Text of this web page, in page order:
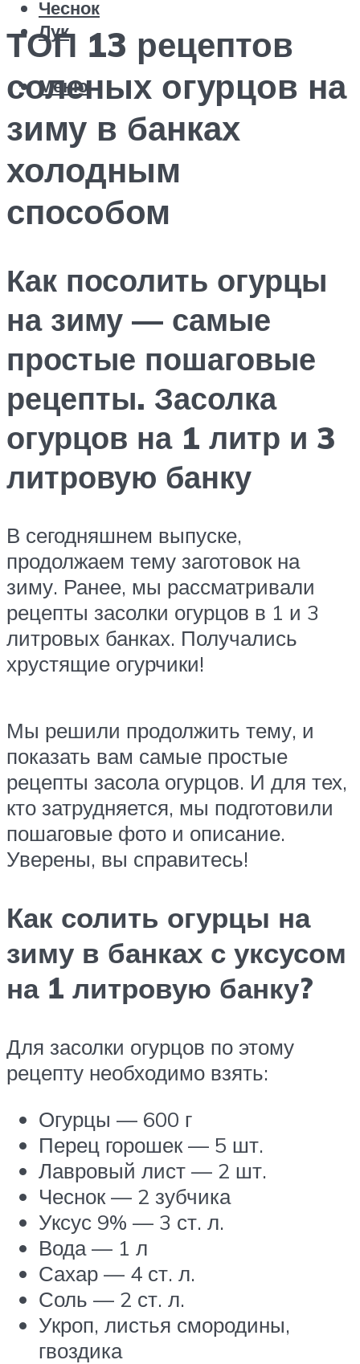
Чеснок
Лук
Меню
ТОП 13 рецептов
соленых огурцов на
зиму в банках
холодным
способом
Как посолить огурцы
на зиму — самые
простые пошаговые
рецепты. Засолка
огурцов на 1 литр и 3
литровую банку
В сегодняшнем выпуске,
продолжаем тему заготовок на
зиму. Ранее, мы рассматривали
рецепты засолки огурцов в 1 и 3
литровых банках. Получались
хрустящие огурчики!
Мы решили продолжить тему, и
показать вам самые простые
рецепты засола огурцов. И для тех,
кто затрудняется, мы подготовили
пошаговые фото и описание.
Уверены, вы справитесь!
Как солить огурцы на
зиму в банках с уксусом
на 1 литровую банку?
Для засолки огурцов по этому
рецепту необходимо взять:
Огурцы — 600 г
Перец горошек — 5 шт.
Лавровый лист — 2 шт.
Чеснок — 2 зубчика
Уксус 9% — 3 ст. л.
Вода — 1 л
Сахар — 4 ст. л.
Соль — 2 ст. л.
Укроп, листья смородины,
гвоздика